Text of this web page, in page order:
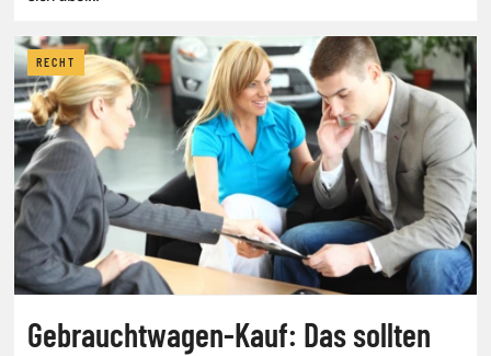
RECHT
Gebrauchtwagen-Kauf: Das sollten